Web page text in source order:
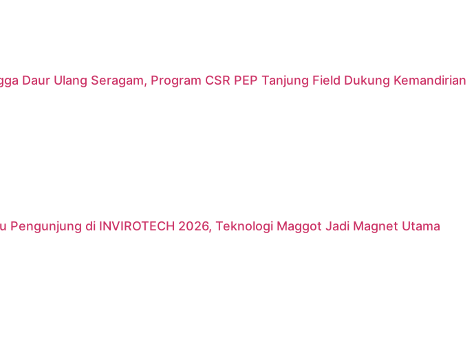
Daur Ulang Seragam, Program CSR PEP Tanjung Field Dukung Kemandirian
Pengunjung di INVIROTECH 2026, Teknologi Maggot Jadi Magnet Utama